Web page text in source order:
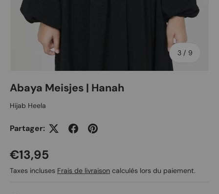
3 / de
9
Abaya Meisjes | Hanah
Hijab Heela
Partager:
Prix habituel
€13,95
Taxes incluses Frais de livraison calculés lors du paiement.